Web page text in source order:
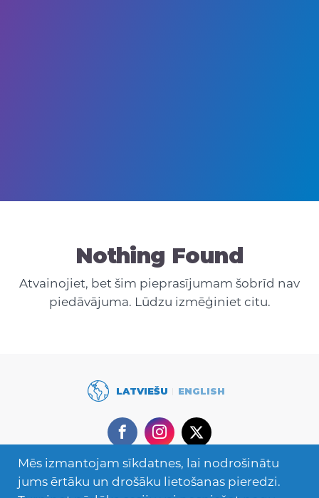
Nothing Found
Atvainojiet, bet šim pieprasījumam šobrīd nav
piedāvājuma. Lūdzu izmēģiniet citu.
LATVIEŠU ENGLISH
FacebookInstagram
Twitter
Secondary
Navigation
Mācies ārzemēs
Mēs izmantojam sīkdatnes, lai nodrošinātu
jums ērtāku un drošāku lietošanas pieredzi.